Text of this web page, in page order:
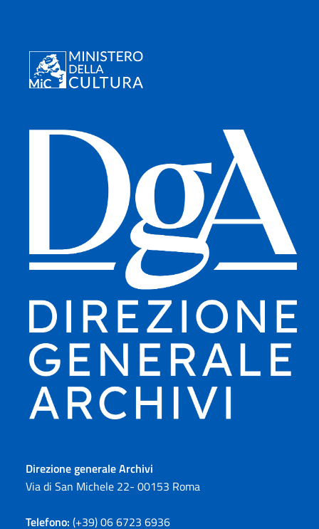
Direzione generale Archivi
Via di San Michele 22- 00153 Roma
Telefono: (+39) 06 6723 6936